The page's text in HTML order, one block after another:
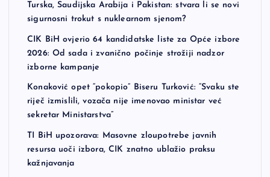
Turska, Saudijska Arabija i Pakistan: stvara li se novi
sigurnosni trokut s nuklearnom sjenom?
CIK BiH ovjerio 64 kandidatske liste za Opće izbore
2026: Od sada i zvanično počinje strožiji nadzor
izborne kampanje
Konaković opet “pokopio” Biseru Turković: “Svaku ste
riječ izmislili, vozača nije imenovao ministar već
sekretar Ministarstva”
TI BiH upozorava: Masovne zloupotrebe javnih
resursa uoči izbora, CIK znatno ublažio praksu
kažnjavanja